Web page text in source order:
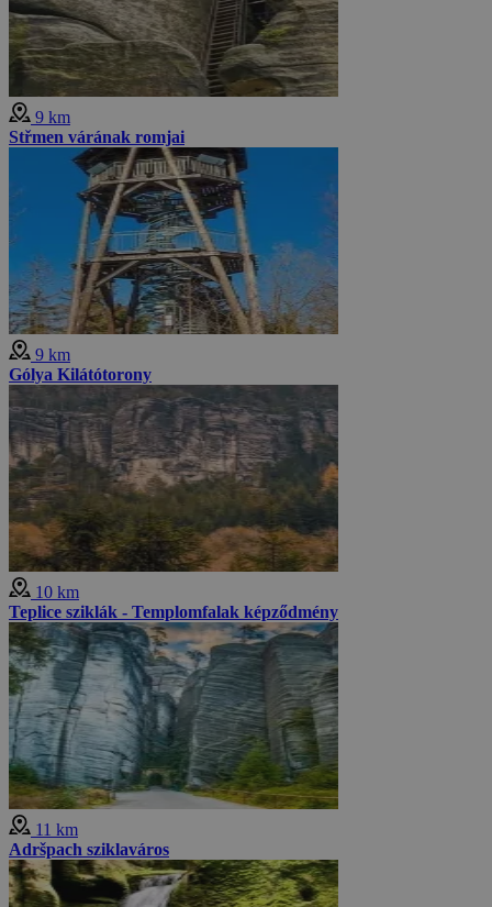
9 km
Střmen várának romjai
9 km
Gólya Kilátótorony
10 km
Teplice sziklák - Templomfalak képződmény
11 km
Adršpach sziklaváros